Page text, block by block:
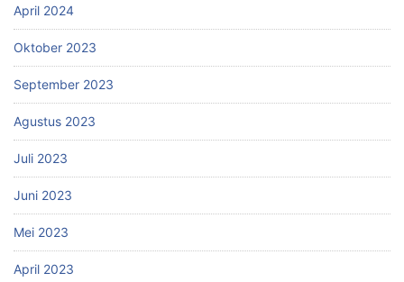
April 2024
Oktober 2023
September 2023
Agustus 2023
Juli 2023
Juni 2023
Mei 2023
April 2023